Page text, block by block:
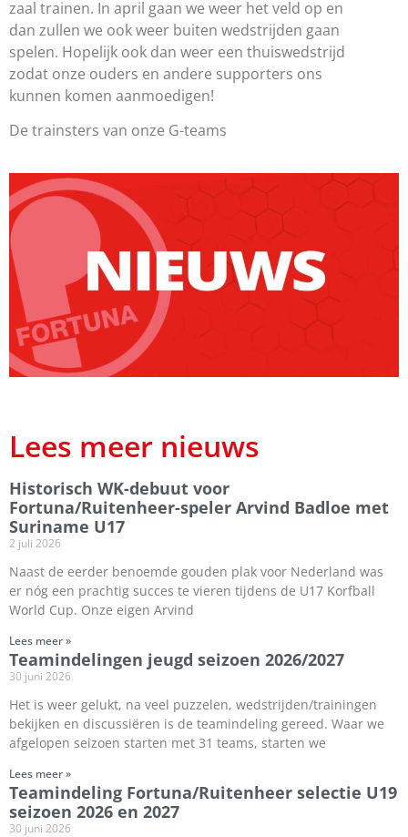
zaal trainen. In april gaan we weer het veld op en
dan zullen we ook weer buiten wedstrijden gaan
spelen. Hopelijk ook dan weer een thuiswedstrijd
zodat onze ouders en andere supporters ons
kunnen komen aanmoedigen!
De trainsters van onze G-teams
Lees meer nieuws
Historisch WK-debuut voor
Fortuna/Ruitenheer-speler Arvind Badloe met
Suriname U17
2 juli 2026
Naast de eerder benoemde gouden plak voor Nederland was
er nóg een prachtig succes te vieren tijdens de U17 Korfball
World Cup. Onze eigen Arvind
Lees meer »
Teamindelingen jeugd seizoen 2026/2027
30 juni 2026
Het is weer gelukt, na veel puzzelen, wedstrijden/trainingen
bekijken en discussiëren is de teamindeling gereed. Waar we
afgelopen seizoen starten met 31 teams, starten we
Lees meer »
Teamindeling Fortuna/Ruitenheer selectie U19
seizoen 2026 en 2027
30 juni 2026